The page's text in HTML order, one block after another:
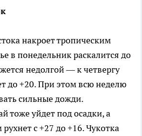
накроет тропическим
в понедельник раскалится до
недолгой — к четвергу
до +20. При этом всю неделю
сильные дожди.
тоже уйдет под осадки, а
с +27 до +16. Чукотка